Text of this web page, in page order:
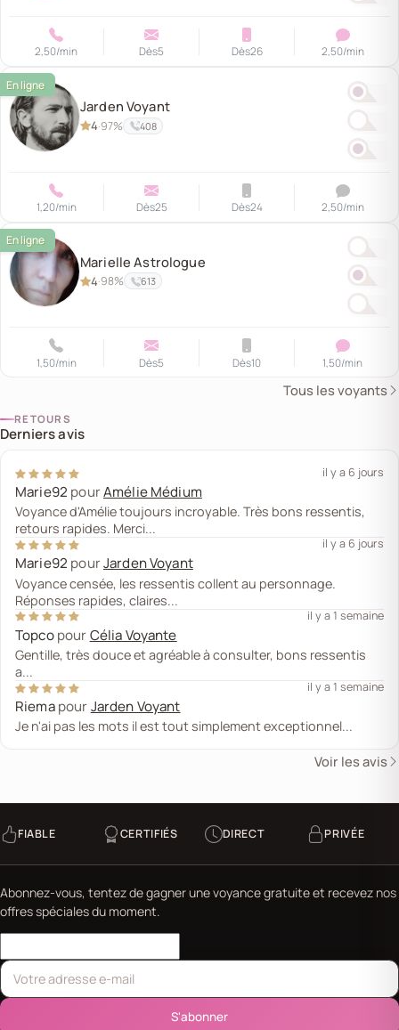
2,50/min Dès5 Dès26 2,50/min
Jarden Voyant
4·97% 408
1,20/min Dès25 Dès24 2,50/min
Marielle Astrologue
4·98% 613
1,50/min Dès5 Dès10 1,50/min
Tous les voyants
RETOURS
Derniers avis
il y a 6 jours
Marie92 pourAmélie Médium
Voyance d'Amélie toujours incroyable. Très bons ressentis,
retours rapides. Merci...
il y a 6 jours
Marie92 pourJarden Voyant
Voyance censée, les ressentis collent au personnage.
Réponses rapides, claires...
il y a 1 semaine
TopcopourCélia Voyante
Gentille, très douce et agréable à consulter, bons ressentis
a...
il y a 1 semaine
RiemapourJarden Voyant
Je n'ai pas les mots il est tout simplement exceptionnel...
Voir les avis
FIABLE CERTIFIÉS DIRECT PRIVÉE
Abonnez-vous, tentez de gagner une voyance gratuite et recevez nos
offres spéciales du moment.
S'abonner